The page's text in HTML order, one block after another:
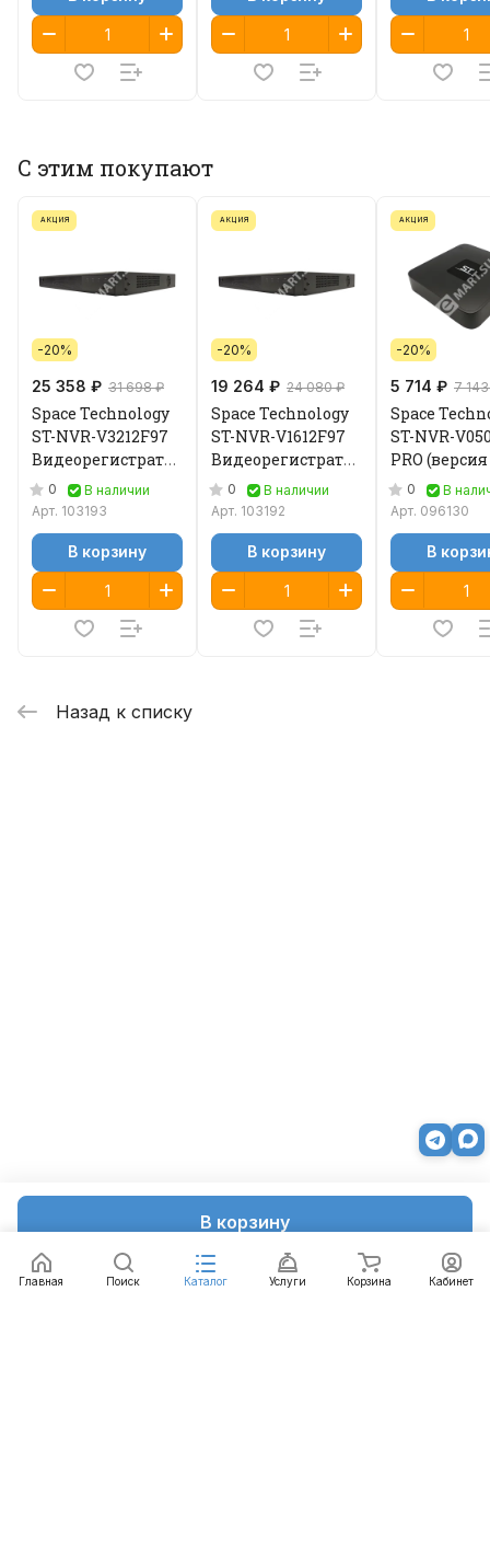
В корзину
С этим покупают
АКЦИЯ
-20%
25 358 ₽ 31 698 ₽
Space Technology
ST-NVR-V3212F97
Видеорегистратор
IP 0
В наличии
Арт. 103193
В корзину
АКЦИЯ
-20%
19 264 ₽ 24 080 ₽
Space Technology
ST-NVR-V1612F97
Видеорегистратор
IP 0
В наличии
Арт. 103192
В корзину
АКЦИЯ
-20%
5 714 ₽ 7
Space
ST-NVR-
PRO
IP
0
В
Арт. 096130
В
Назад к списку
Главная Поиск Каталог Услуги Корзина Кабинет